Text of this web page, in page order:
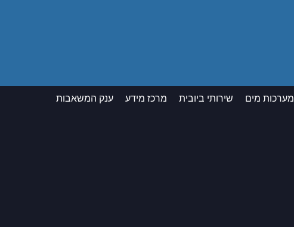
מערכות מים שירותי ביובית מרכז מידע ענק המשאבות